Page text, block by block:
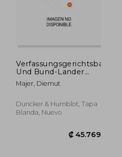
Verfassungsgerichtsbarkeit
Und Bund-Lander
Konflikte: Ein Beitrag
Zu Den
Enquete-Kommission
Verfassungsreform
Majer, Diemut
Duncker & Humblot, Tapa
Blanda, Nuevo